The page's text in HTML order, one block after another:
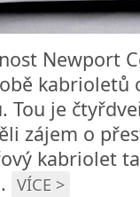
Newport
kabrioletů
Tou je
zájem o
kabriolet
VÍCE >